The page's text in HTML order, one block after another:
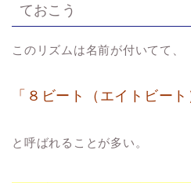
ておこう
このリズムは名前が付いてて、
「８ビート（エイトビート
と呼ばれることが多い。